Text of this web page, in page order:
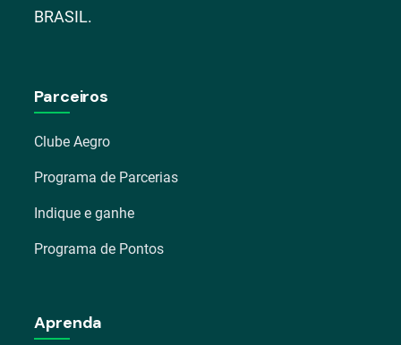
BRASIL.
Parceiros
Clube Aegro
Programa de Parcerias
Indique e ganhe
Programa de Pontos
Aprenda